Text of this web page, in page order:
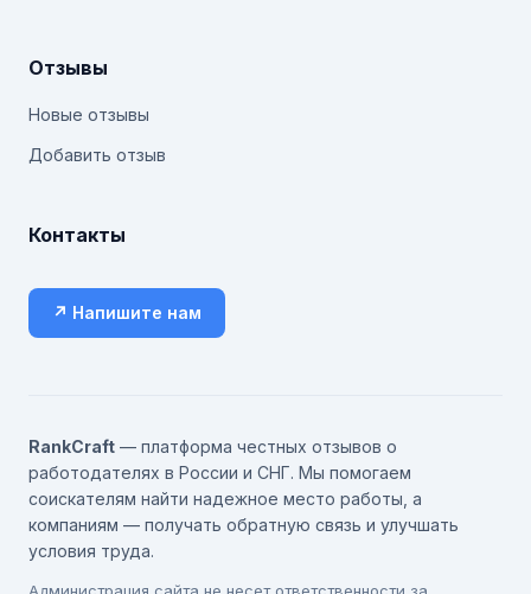
Отзывы
Новые отзывы
Добавить отзыв
Контакты
↗ Напишите нам
RankCraft — платформа честных отзывов о
работодателях в России и СНГ. Мы помогаем
соискателям найти надежное место работы, а
компаниям — получать обратную связь и улучшать
условия труда.